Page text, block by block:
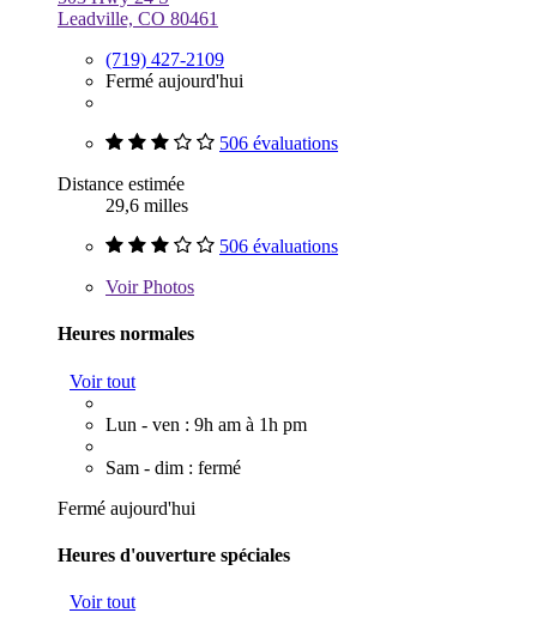
Leadville, CO 80461
(719) 427-2109
Fermé aujourd'hui
506 évaluations
Distance estimée
29,6 milles
506 évaluations
VoirPhotos
Heures normales
Voir tout
Lun - ven : 9h am à 1h pm
Sam - dim : fermé
Fermé aujourd'hui
Heures d'ouverture spéciales
Voir tout